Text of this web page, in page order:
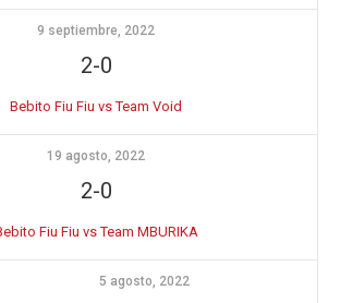
9 septiembre, 2022
2-0
Bebito Fiu Fiu vs Team Void
19 agosto, 2022
2-0
Fiu Fiu vs Team MBURIKA
5 agosto, 2022